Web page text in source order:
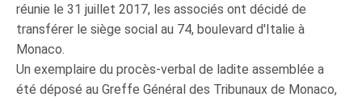
réunie le 31 juillet 2017, les associés ont décidé de
transférer le siège social au 74, boulevard d'Italie à
Monaco.
Un exemplaire du procès-verbal de ladite assemblée a
été déposé au Greffe Général des Tribunaux de Monaco,